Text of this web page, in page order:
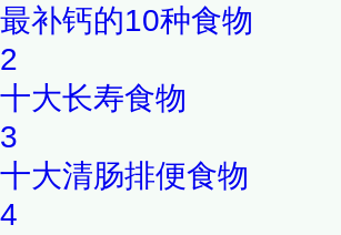
最补钙的10种食物
2
十大长寿食物
3
十大清肠排便食物
4